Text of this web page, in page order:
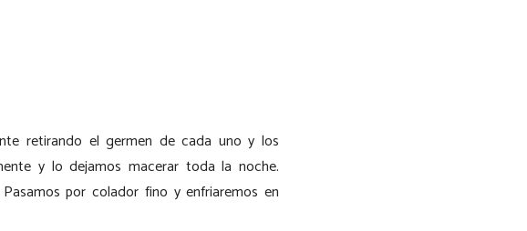
retirando el germen de cada uno y los
y lo dejamos macerar toda la noche.
por colador fino y enfriaremos en